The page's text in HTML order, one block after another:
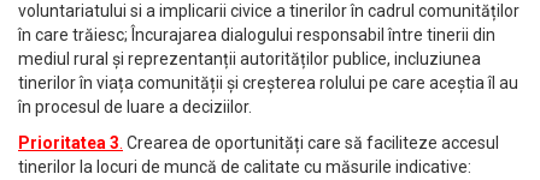
voluntariatului si a implicarii civice a tinerilor în cadrul comunităților
în care trăiesc; Încurajarea dialogului responsabil între tinerii din
mediul rural și reprezentanții autorităților publice, incluziunea
tinerilor în viața comunității și creșterea rolului pe care aceștia îl au
în procesul de luare a deciziilor.
Prioritatea 3 Crearea de oportunități care să faciliteze accesul
tinerilor la locuri de muncă de calitate cu măsurile indicative: